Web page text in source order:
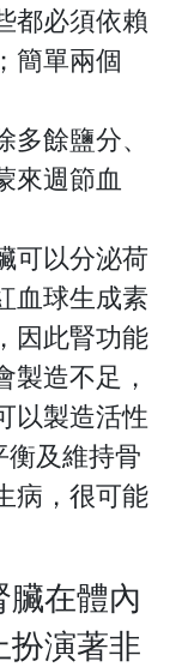
都必須依賴
簡單兩個
餘鹽分、
來週節血
可以分泌荷
血球生成素
因此腎功能
製造不足，
以製造活性
及維持骨
病，很可能
臟在體內
扮演著非